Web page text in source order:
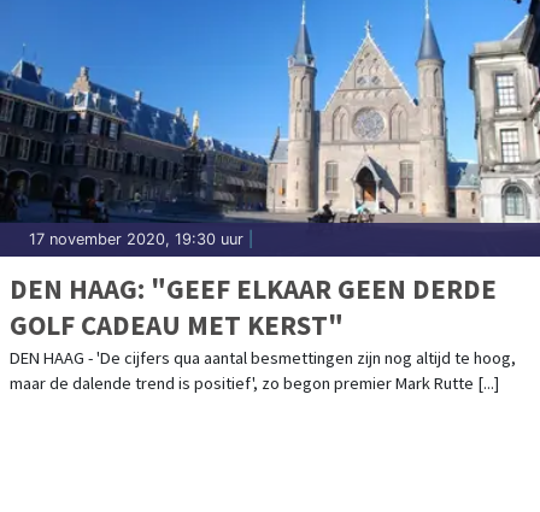
17 november 2020, 19:30 uur
DEN HAAG: "GEEF ELKAAR GEEN DERDE
GOLF CADEAU MET KERST"
DEN HAAG - 'De cijfers qua aantal besmettingen zijn nog altijd te hoog,
maar de dalende trend is positief', zo begon premier Mark Rutte [...]